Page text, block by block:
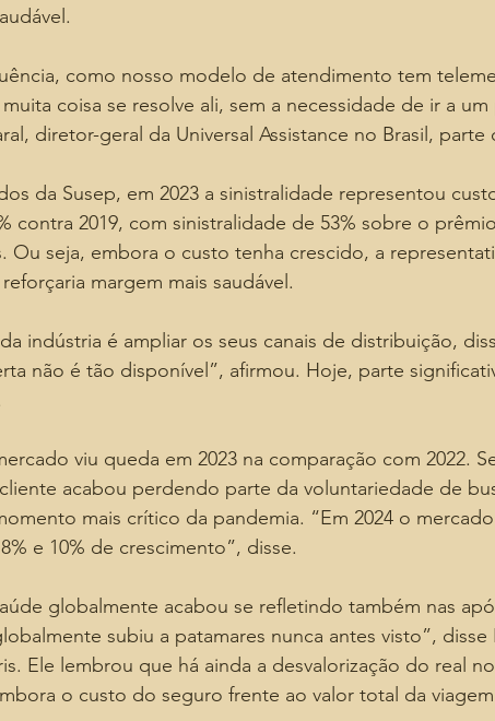
como nosso modelo de atendimento tem
coisa se resolve ali, sem a necessidade de ir a
diretor-geral da Universal Assistance no Brasil,
da Susep, em 2023 a sinistralidade representou
contra 2019, com sinistralidade de 53% sobre o
Ou seja, embora o custo tenha crescido, a
margem mais saudável.
indústria é ampliar os seus canais de distribuição,
não é tão disponível”, afirmou. Hoje, parte
viu queda em 2023 na comparação com 2022.
acabou perdendo parte da voluntariedade de
mais crítico da pandemia. “Em 2024 o
e 10% de crescimento”, disse.
globalmente acabou se refletindo também nas
subiu a patamares nunca antes visto”, disse
Ele lembrou que há ainda a desvalorização do real
o custo do seguro frente ao valor total da viagem